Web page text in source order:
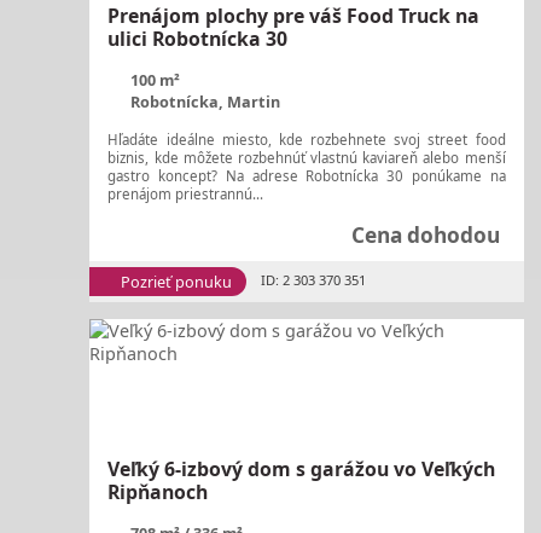
Prenájom plochy pre váš Food Truck na
ulici Robotnícka 30
100 m²
Robotnícka, Martin
Hľadáte ideálne miesto, kde rozbehnete svoj street food
biznis, kde môžete rozbehnúť vlastnú kaviareň alebo menší
gastro koncept? Na adrese Robotnícka 30 ponúkame na
prenájom priestrannú...
Cena dohodou
Pozrieť ponuku ID: 2 303 370 351
Veľký 6-izbový dom s garážou vo Veľkých
Ripňanoch